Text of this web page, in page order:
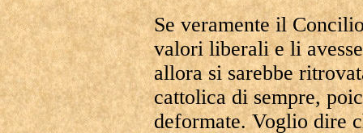
Se veramente il
valori liberali e li
allora si sarebbe
cattolica di sempre,
deformate. Voglio dire